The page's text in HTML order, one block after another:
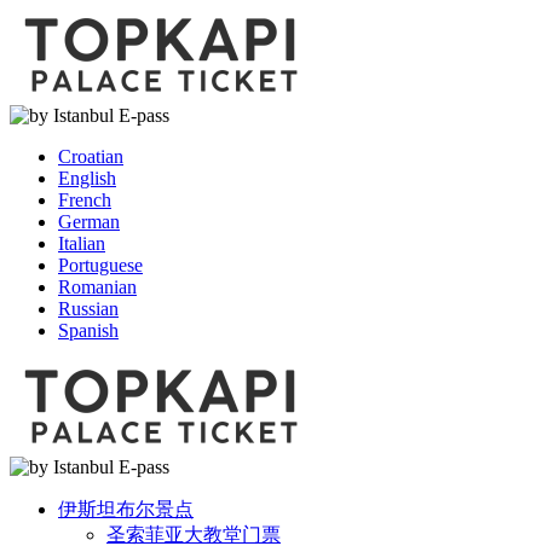
Croatian
English
French
German
Italian
Portuguese
Romanian
Russian
Spanish
伊斯坦布尔景点
圣索菲亚大教堂门票